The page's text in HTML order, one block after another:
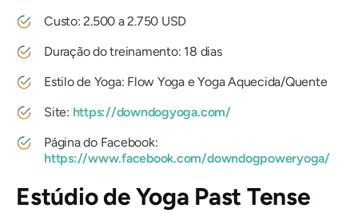
Custo: 2.500 a 2.750 USD
Duração do treinamento: 18 dias
Estilo de Yoga: Flow Yoga e Yoga Aquecida/Quente
Site: https://downdogyoga.com/
Página do Facebook:
https://www.facebook.com/downdogpoweryoga/
Estúdio de Yoga Past Tense